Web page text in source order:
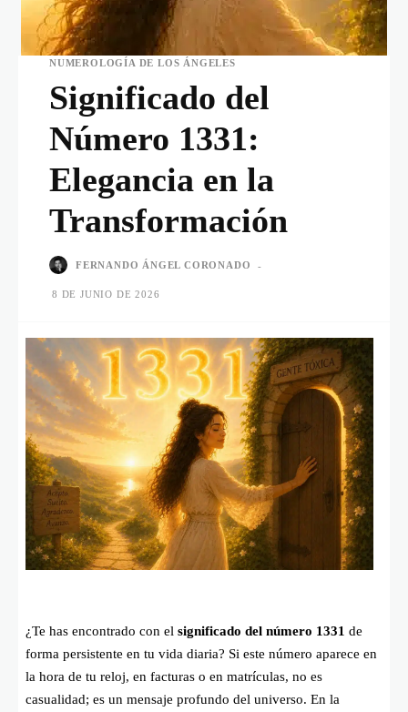
NUMEROLOGÍA DE LOS ÁNGELES
Significado del
Número 1331:
Elegancia en la
Transformación
FERNANDO ÁNGEL CORONADO -
8 DE JUNIO DE 2026
¿Te has encontrado con el significado del número 1331 de
forma persistente en tu vida diaria? Si este número aparece en
la hora de tu reloj, en facturas o en matrículas, no es
casualidad; es un mensaje profundo del universo. En la